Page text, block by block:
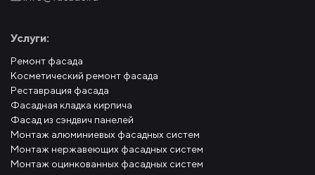
Услуги:
Ремонт фасада
Косметический ремонт фасада
Реставрация фасада
Фасадная кладка кирпича
Фасад из сэндвич панелей
Монтаж алюминиевых фасадных систем
Монтаж нержавеющих фасадных систем
Монтаж оцинкованных фасадных систем